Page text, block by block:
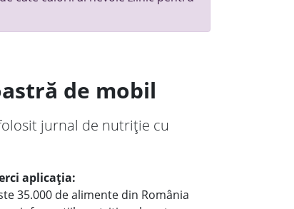
de mobil
jurnal de nutriție cu
aplicația:
35.000 de alimente din România